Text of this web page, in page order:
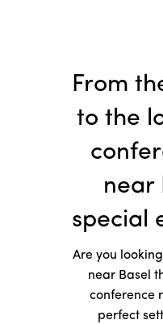
From
to the
near
special
Are you
near Basel
conference
perfect